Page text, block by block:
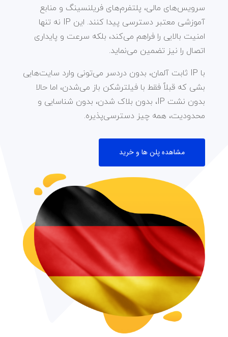
سرویس‌های مالی، پلتفرم‌های فریلنسینگ و منابع
آموزشی معتبر دسترسی پیدا کنند. این IP نه تنها
امنیت بالایی را فراهم می‌کند، بلکه سرعت و پایداری
اتصال را نیز تضمین می‌نماید.
با IP ثابت آلمان، بدون دردسر می‌تونی وارد سایت‌هایی
بشی که قبلاً فقط با فیلترشکن باز می‌شدن، اما حالا
بدون نشت IP، بدون بلاک شدن، بدون شناسایی و
محدودیت، همه چیز دسترسی‌پذیره.
مشاهده پلن ها و خرید